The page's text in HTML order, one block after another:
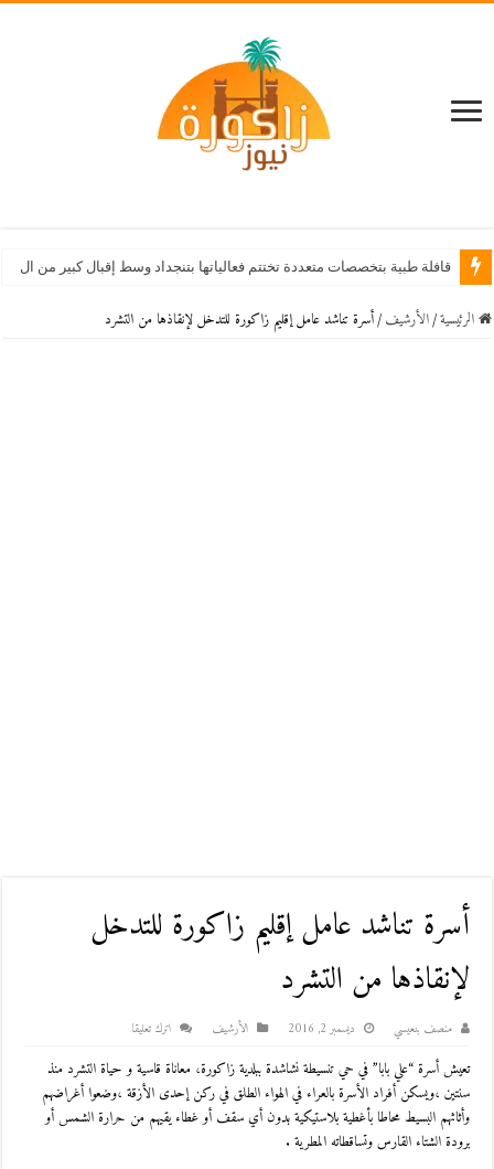
الرئيسية / اﻷرشيف /أسرة تناشد عامل إقليم زاكورة للتدخل لإنقاذها من التشرد
أسرة تناشد عامل إقليم زاكورة للتدخل
لإنقاذها من التشرد
منصف بنعيسي ديسمبر 2, 2016 اﻷرشيف اترك تعليقا
تعيش أسرة “علي بابا” في حي تنسيطة نشاشدة ببلدية زاكورة، معاناة قاسية و حياة التشرد منذ
سنتين ،ويسكن أفراد الأسرة بالعراء في الهواء الطلق في ركن إحدى الأزقة ،وضعوا أغراضهم
وأثاثهم البسيط محاطا بأغطية بلاستيكية بدون أي سقف أو غطاء يقيهم من حرارة الشمس أو
برودة الشتاء القارس وتساقطاته المطرية .